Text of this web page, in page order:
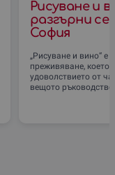
Рисуване и
разгърни
София
„Рисуване и вино“ е
преживяване, което
удоволствието от
вещото